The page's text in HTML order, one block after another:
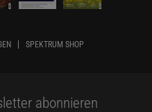
SPEKTRUM SHOP
abonnieren